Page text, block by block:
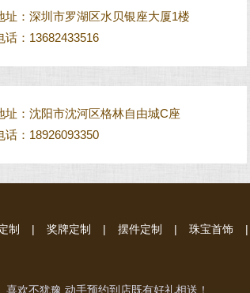
址：深圳市罗湖区水贝银座大厦1楼
话：13682433516
址：沈阳市沈河区格林自由城C座
话：18926093350
制 | 奖牌定制 | 摆件定制 | 珠宝首饰 |
喜欢不犹豫 动手预约到店既有好礼相送！